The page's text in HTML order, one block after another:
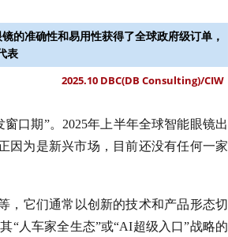
的准确性和易用性获得了全球政府级订单，
表
2025.10 DBC(DB Consulting)/CIW
口期”。2025年上半年全球智能眼镜出
因为是新兴市场，目前还没有任何一家
，它们通常以创新的技术和产品形态切
“人车家全生态”或“AI超级入口”战略的